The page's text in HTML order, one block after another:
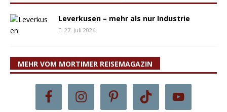
Leverkusen – mehr als nur Industrie
27. Juli 2026
MEHR VOM MORTIMER REISEMAGAZIN